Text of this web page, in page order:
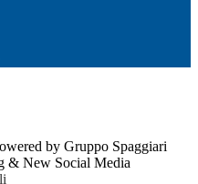
by Gruppo Spaggiari
& New Social Media